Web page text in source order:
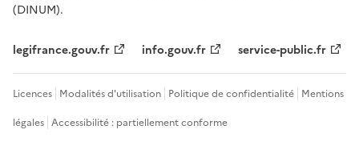
(DINUM).
legifrance.gouv.fr info.gouv.fr service-public.fr
Licences Modalités d'utilisation Politique de confidentialité Mentions
légales Accessibilité : partiellement conforme